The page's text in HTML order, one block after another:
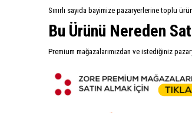
Sınırlı sayıda bayimize pazaryerlerine toplu
Bu Ürünü Nereden
Premium mağazalarımızdan ve istediğiniz